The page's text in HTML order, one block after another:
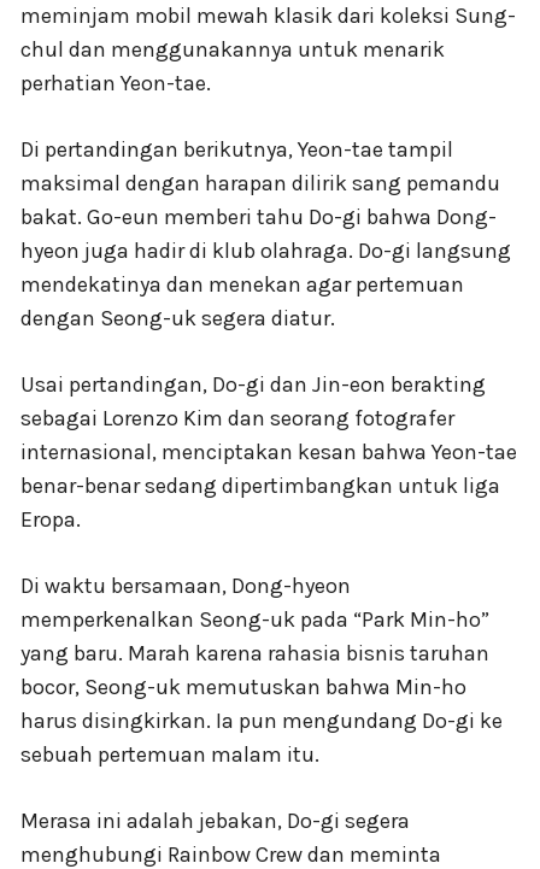
meminjam mobil mewah klasik dari koleksi Sung-
chul dan menggunakannya untuk menarik
perhatian Yeon-tae.
Di pertandingan berikutnya, Yeon-tae tampil
maksimal dengan harapan dilirik sang pemandu
bakat. Go-eun memberi tahu Do-gi bahwa Dong-
hyeon juga hadir di klub olahraga. Do-gi langsung
mendekatinya dan menekan agar pertemuan
dengan Seong-uk segera diatur.
Usai pertandingan, Do-gi dan Jin-eon berakting
sebagai Lorenzo Kim dan seorang fotografer
internasional, menciptakan kesan bahwa Yeon-tae
benar-benar sedang dipertimbangkan untuk liga
Eropa.
Di waktu bersamaan, Dong-hyeon
memperkenalkan Seong-uk pada “Park Min-ho”
yang baru. Marah karena rahasia bisnis taruhan
bocor, Seong-uk memutuskan bahwa Min-ho
harus disingkirkan. Ia pun mengundang Do-gi ke
sebuah pertemuan malam itu.
Merasa ini adalah jebakan, Do-gi segera
menghubungi Rainbow Crew dan meminta